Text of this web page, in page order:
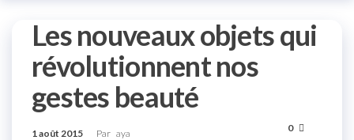
Les nouveaux objets qui
révolutionnent nos
gestes beauté
1 août 2015 Par aya 0